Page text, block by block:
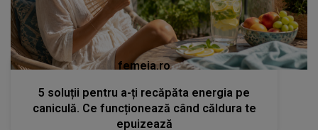
femeia.ro
5 soluții pentru a-ți recăpăta energia pe
caniculă. Ce funcționează când căldura te
epuizează